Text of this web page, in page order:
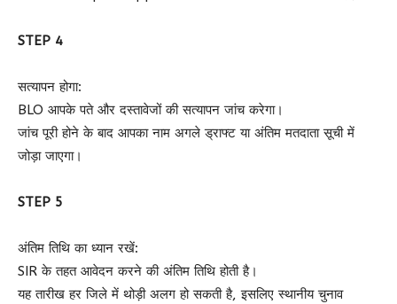
STEP 4
सत्यापन होगा:
BLO आपके पते और दस्तावेजों की सत्यापन जांच करेगा।
जांच पूरी होने के बाद आपका नाम अगले ड्राफ्ट या अंतिम मतदाता सूची में
जोड़ा जाएगा।
STEP 5
अंतिम तिथि का ध्यान रखें:
SIR के तहत आवेदन करने की अंतिम तिथि होती है।
यह तारीख हर जिले में थोड़ी अलग हो सकती है, इसलिए स्थानीय चुनाव